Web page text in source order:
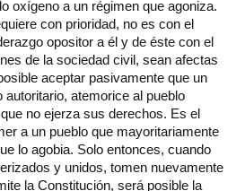
oxígeno a un régimen que agoniza.
con prioridad, no es con el
opositor a él y de éste con el
de la sociedad civil, sean afectas
aceptar pasivamente que un
autoritario, atemorice al pueblo
no ejerza sus derechos. Es el
a un pueblo que mayoritariamente
lo agobia. Solo entonces, cuando
y unidos, tomen nuevamente
la Constitución, será posible la